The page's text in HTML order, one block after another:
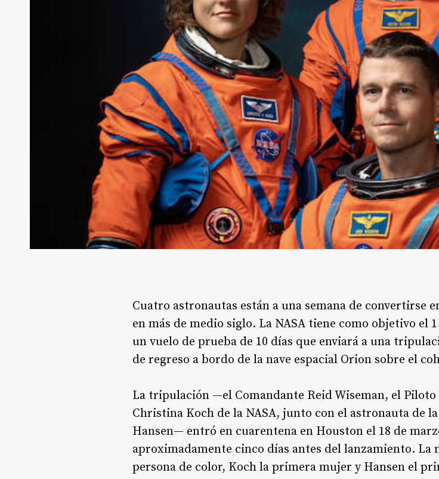
Cuatro astronautas están a una semana de convertirse
en más de medio siglo. La NASA tiene como objetivo el
un vuelo de prueba de 10 días que enviará a una
de regreso a bordo de la nave espacial Orion sobre el
La tripulación —el Comandante Reid Wiseman, el
Christina Koch de la NASA, junto con el astronauta de
Hansen— entró en cuarentena en Houston el 18 de
aproximadamente cinco días antes del lanzamiento. La
persona de color, Koch la primera mujer y Hansen el